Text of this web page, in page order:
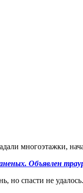
многоэтажки,
Объявлен
но спасти не удалось.